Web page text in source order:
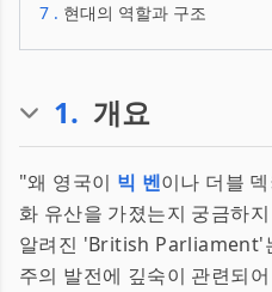
7 . 현대의 역할과 구조
1. 개요
"왜 영국이 빅 벤이나 더블
화 유산을 가졌는지 궁금하
알려진 'British Parliament'
주의 발전에 깊숙이 관련되